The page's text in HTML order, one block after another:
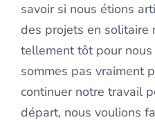
savoir si nous étions
des projets en solitaire
tellement tôt pour
sommes pas vraiment
continuer notre travail
départ, nous voulions